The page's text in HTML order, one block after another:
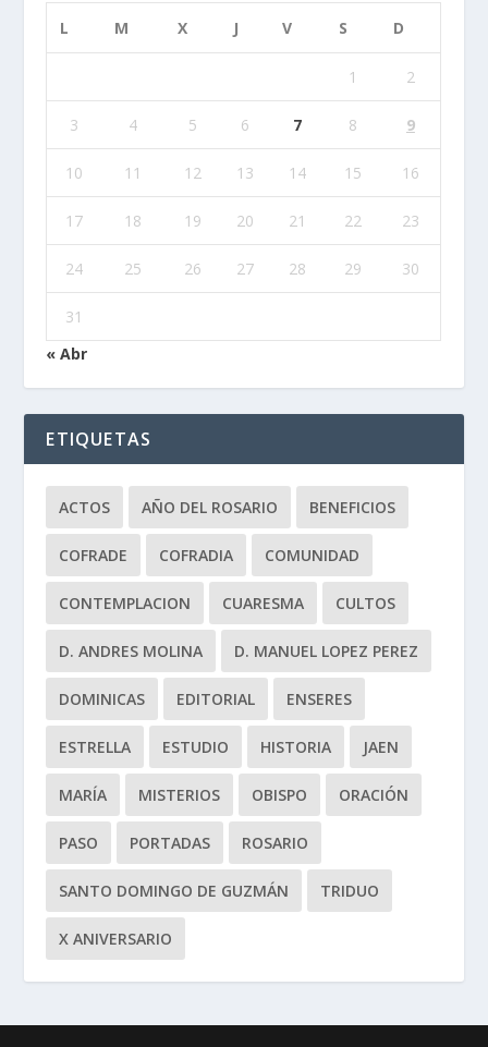
L M X J V S D
1 2
3 4 5 6 7 8 9
10 11 12 13 14 15 16
17 18 19 20 21 22 23
24 25 26 27 28 29 30
31
« Abr
ETIQUETAS
ACTOS AÑO DEL ROSARIO BENEFICIOS
COFRADE COFRADIA COMUNIDAD
CONTEMPLACION CUARESMA CULTOS
D. ANDRES MOLINA D. MANUEL LOPEZ PEREZ
DOMINICAS EDITORIAL ENSERES
ESTRELLA ESTUDIO HISTORIA JAEN
MARÍA MISTERIOS OBISPO ORACIÓN
PASO PORTADAS ROSARIO
SANTO DOMINGO DE GUZMÁN TRIDUO
X ANIVERSARIO